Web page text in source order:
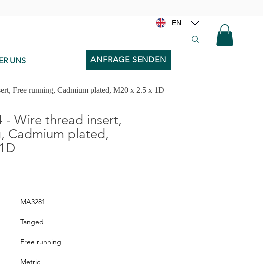
EN
UNS ANFRAGE SENDEN
Free running, Cadmium plated, M20 x 2.5 x 1D
- Wire thread insert,
Cadmium plated,
MA3281
Tanged
Free running
Metric